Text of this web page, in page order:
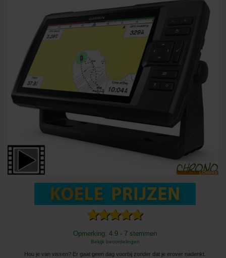
Opmerking: 4.9 - 7 stemmen
Bekijk beoordelingen
Hou je van vissen? Er gaat geen dag voorbij zonder dat je erover nadenkt.